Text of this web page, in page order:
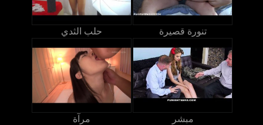
حلب الثدي تنورة قصيرة
مرآة مبشر